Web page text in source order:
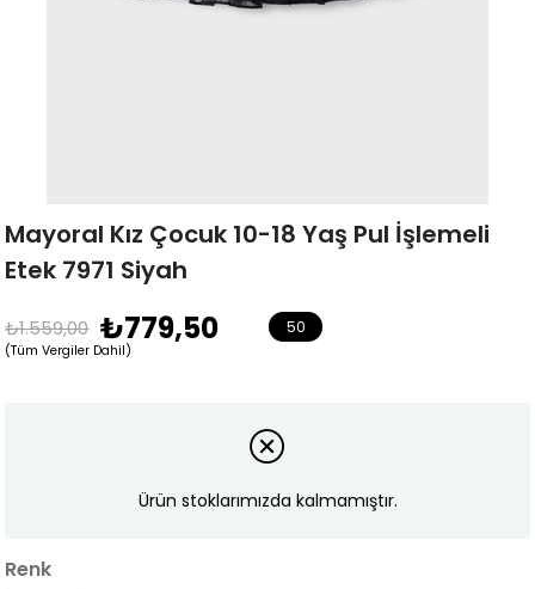
Mayoral Kız Çocuk 10-18 Yaş Pul İşlemeli
Etek 7971 Siyah
₺1.559,00 ₺779,50
(Tüm Vergiler Dahil)
50
Ürün stoklarımızda kalmamıştır.
Renk